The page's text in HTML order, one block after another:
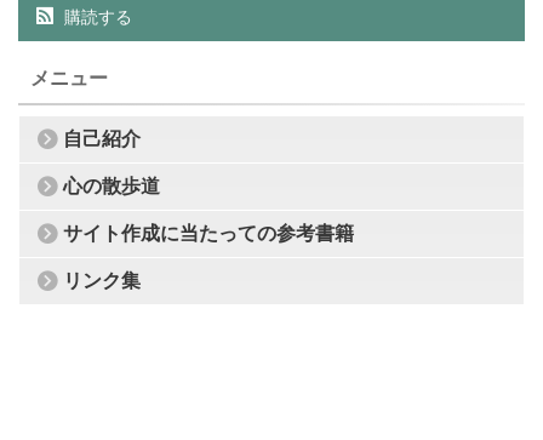
購読する
メニュー
自己紹介
心の散歩道
サイト作成に当たっての参考書籍
リンク集